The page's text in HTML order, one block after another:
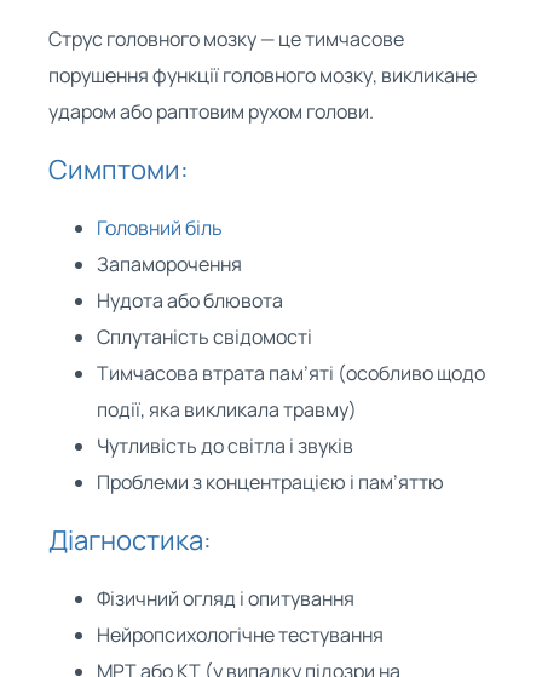
Струс головного мозку — це тимчасове
порушення функції головного мозку, викликане
ударом або раптовим рухом голови.
Симптоми:
Головний біль
Запаморочення
Нудота або блювота
Сплутаність свідомості
Тимчасова втрата пам’яті (особливо щодо
події, яка викликала травму)
Чутливість до світла і звуків
Проблеми з концентрацією і пам’яттю
Діагностика:
Фізичний огляд і опитування
Нейропсихологічне тестування
МРТ або КТ (у випадку підозри на